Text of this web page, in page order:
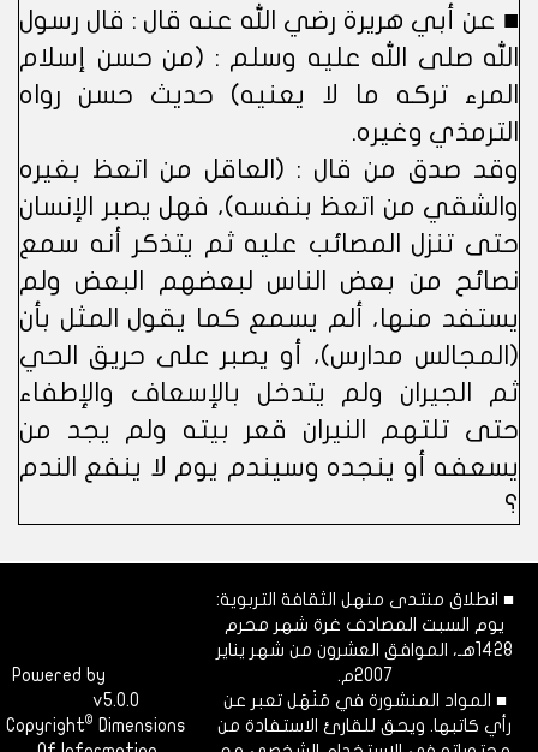
■ عن أبي هريرة رضي الله عنه قال : قال رسول
الله صلى الله عليه وسلم : (من حسن إسلام
المرء تركه ما لا يعنيه) حديث حسن رواه
الترمذي وغيره.
وقد صدق من قال : (العاقل من اتعظ بغيره
والشقي من اتعظ بنفسه)، فهل يصبر الإنسان
حتى تنزل المصائب عليه ثم يتذكر أنه سمع
نصائح من بعض الناس لبعضهم البعض ولم
يستفد منها، ألم يسمع كما يقول المثل بأن
(المجالس مدارس)، أو يصبر على حريق الحي
ثم الجيران ولم يتدخل بالإسعاف والإطفاء
حتى تلتهم النيران قعر بيته ولم يجد من
يسعفه أو ينجده وسيندم يوم لا ينفع الندم
؟
■ انطلاق منتدى منهل الثقافة التربوية:
يوم السبت المصادف غرة شهر محرم
1428هـ، الموافق العشرون من شهر يناير
2007م.
■ المواد المنشورة في مَنْهَل تعبر عن
رأي كاتبها. ويحق للقارئ الاستفادة من
Powered by
v5.0.0
Copyright©
Dimensions